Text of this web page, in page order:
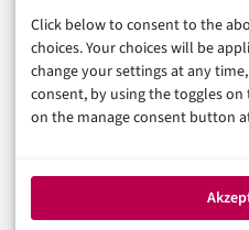
Click below to consent to the
choices. Your choices will be
change your settings at any
consent, by using the toggles
on the manage consent button
Unsere Redaktion
Werbeformate & Media Kit
Rechtliches
Datenschutzerklärung (EU)
Cookie-Richtlinie (EU)